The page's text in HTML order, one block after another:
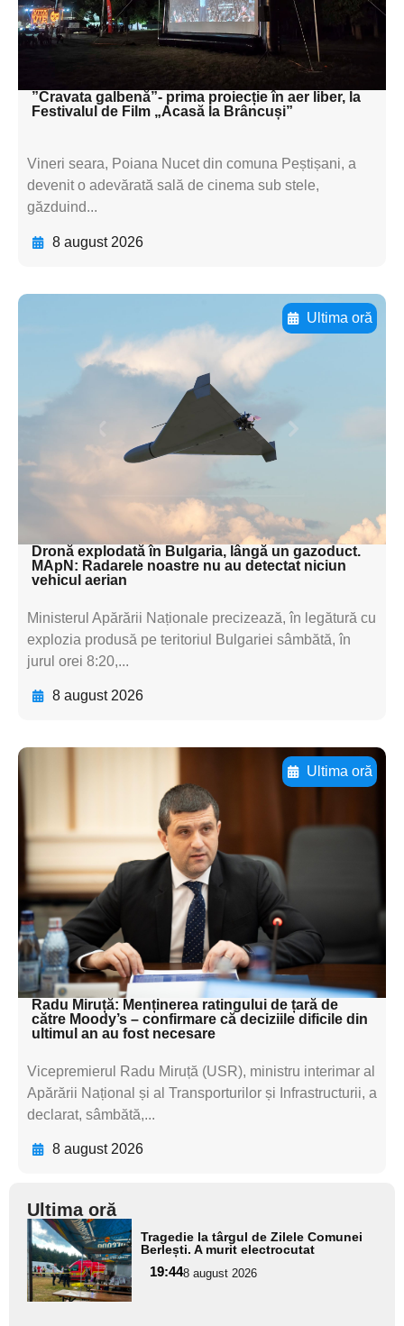
textul pentru
subtitluAdaugă aici
textul pentru subti
”Cravata galbenă”- prima proiecție în aer liber, la
Festivalul de Film „Acasă la Brâncuși”
Vineri seara, Poiana Nucet din comuna Peștișani, a
devenit o adevărată sală de cinema sub stele,
găzduind...
8 august 2026
Ultima oră
Adaugă aici textul pentru
subtitluAdaugă aici
textul pentru
subtitluAdaugă aici
textul pentru
subtitluAdaugă aici
textul pentru subti
Dronă explodată în Bulgaria, lângă un gazoduct.
MApN: Radarele noastre nu au detectat niciun
vehicul aerian
Ministerul Apărării Naționale precizează, în legătură cu
explozia produsă pe teritoriul Bulgariei sâmbătă, în
jurul orei 8:20,...
8 august 2026
Ultima oră
Adaugă aici textul pentru
subtitluAdaugă aici
textul pentru
subtitluAdaugă aici
textul pentru
subtitluAdaugă aici
textul pentru subti
Radu Miruță: Menținerea ratingului de țară de
către Moody’s – confirmare că deciziile dificile din
ultimul an au fost necesare
Vicepremierul Radu Miruță (USR), ministru interimar al
Apărării Național și al Transporturilor și Infrastructurii, a
declarat, sâmbătă,...
8 august 2026
Ultima oră
Adaugă
aici textul
pentru
subtitlu
Tragedie la târgul de Zilele Comunei
Berlești. A murit electrocutat
19:448 august 2026